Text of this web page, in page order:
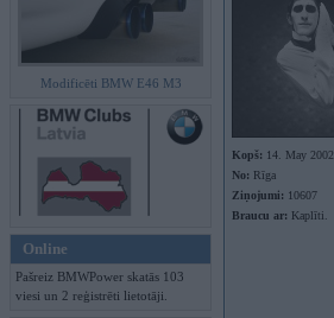
Modificēti BMW E46 M3
Online
Pašreiz BMWPower skatās 103
viesi un 2 reģistrēti lietotāji.
Kopš: 14. May 2002
No: Rīga
Ziņojumi: 10607
Braucu ar: Kaplīti.